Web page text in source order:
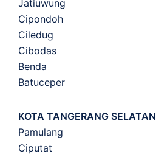
Jatiuwung
Cipondoh
Ciledug
Cibodas
Benda
Batuceper
KOTA TANGERANG SELATAN
Pamulang
Ciputat